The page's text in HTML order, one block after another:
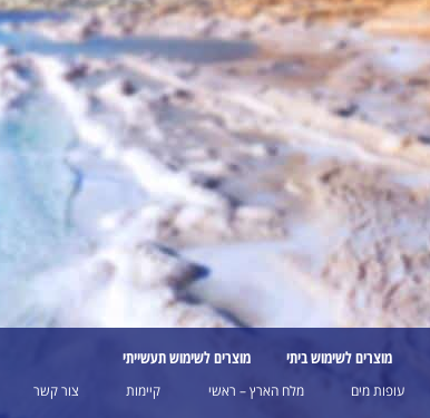
מוצרים לשימוש ביתי מוצרים לשימוש תעשייתי
עופות מים מלח הארץ – ראשי קיימות צור קשר